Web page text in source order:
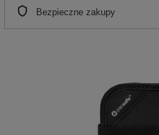
Bezpieczne zakupy